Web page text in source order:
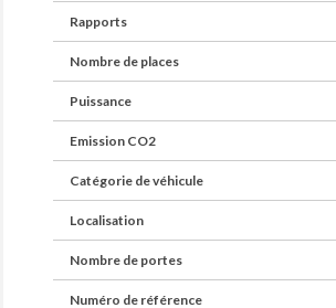
Rapports
Nombre de places
Puissance
Emission CO2
Catégorie de véhicule
Localisation
Nombre de portes
Numéro de référence